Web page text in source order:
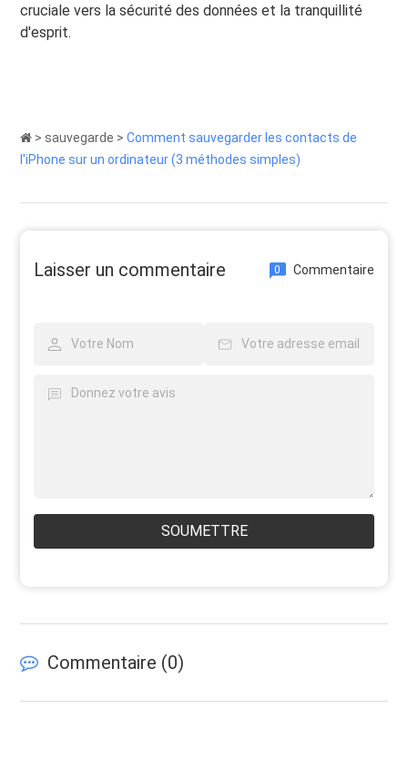
cruciale vers la sécurité des données et la tranquillité
d'esprit.
> sauvegarde >Comment sauvegarder les contacts de
l'iPhone sur un ordinateur (3 méthodes simples)
Laisser un commentaire 0 Commentaire
SOUMETTRE
Commentaire (0)